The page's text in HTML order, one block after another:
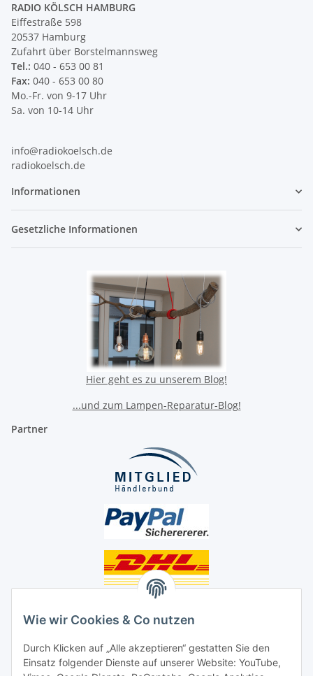
Wie wir Cookies & Co nutzen
Durch Klicken auf „Alle akzeptieren“ gestatten Sie den
Einsatz folgender Dienste auf unserer Website: YouTube,
RADIO KÖLSCH HAMBURG
Eiffestraße 598
20537 Hamburg
Zufahrt über Borstelmannsweg
Tel.: 040 - 653 00 81
Fax: 040 - 653 00 80
Mo.-Fr. von 9-17 Uhr
Sa. von 10-14 Uhr
info@radiokoelsch.de
radiokoelsch.de
Informationen
Gesetzliche Informationen
Hier geht es zu unserem Blog!
...und zum Lampen-Reparatur-Blog!
Partner
Social Media